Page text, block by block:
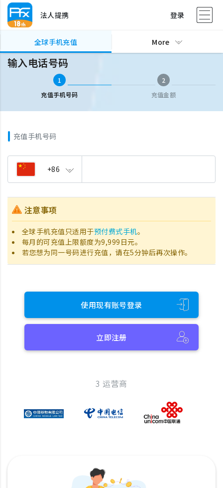
法人提携 登录
全球手机充值 More
全球手机充值 输入电话号码
输入电话号码
1
充值手机号码
2
充值金额
充值手机号码
+86
注意事项
全球手机充值只适用于预付费式手机。
每月的可充值上限额度为9,999日元。
若您想为同一号码进行充值，请在5分钟后再次操作。
使用现有账号登录
立即注册
3 运营商